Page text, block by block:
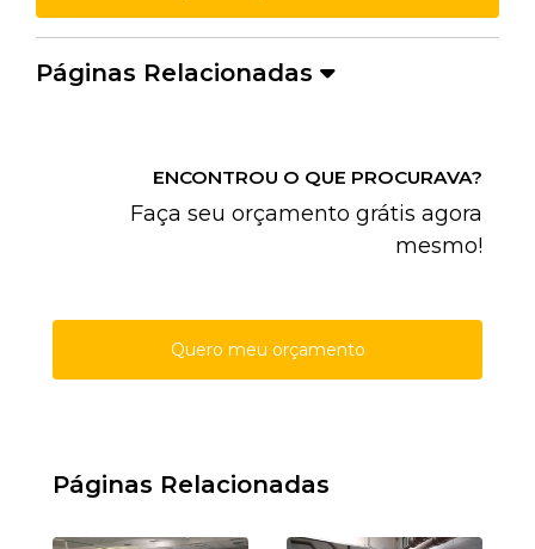
Páginas Relacionadas
ENCONTROU O QUE PROCURAVA?
Faça seu orçamento grátis agora
mesmo!
Quero meu orçamento
Páginas Relacionadas